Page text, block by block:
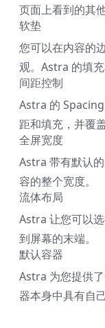
页面上看到的其
软垫
您可以在内容的
观。Astra 的填
间距控制
Astra 的
距和填充，并覆
全屏宽度
Astra 带有默认
容的整个宽度。
流体布局
Astra 让您可以
到屏幕的末端。
默认容器
Astra 为您提供
器本身中具有自